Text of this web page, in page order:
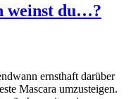
weinst du…?
ernsthaft darüber
Mascara umzusteigen.